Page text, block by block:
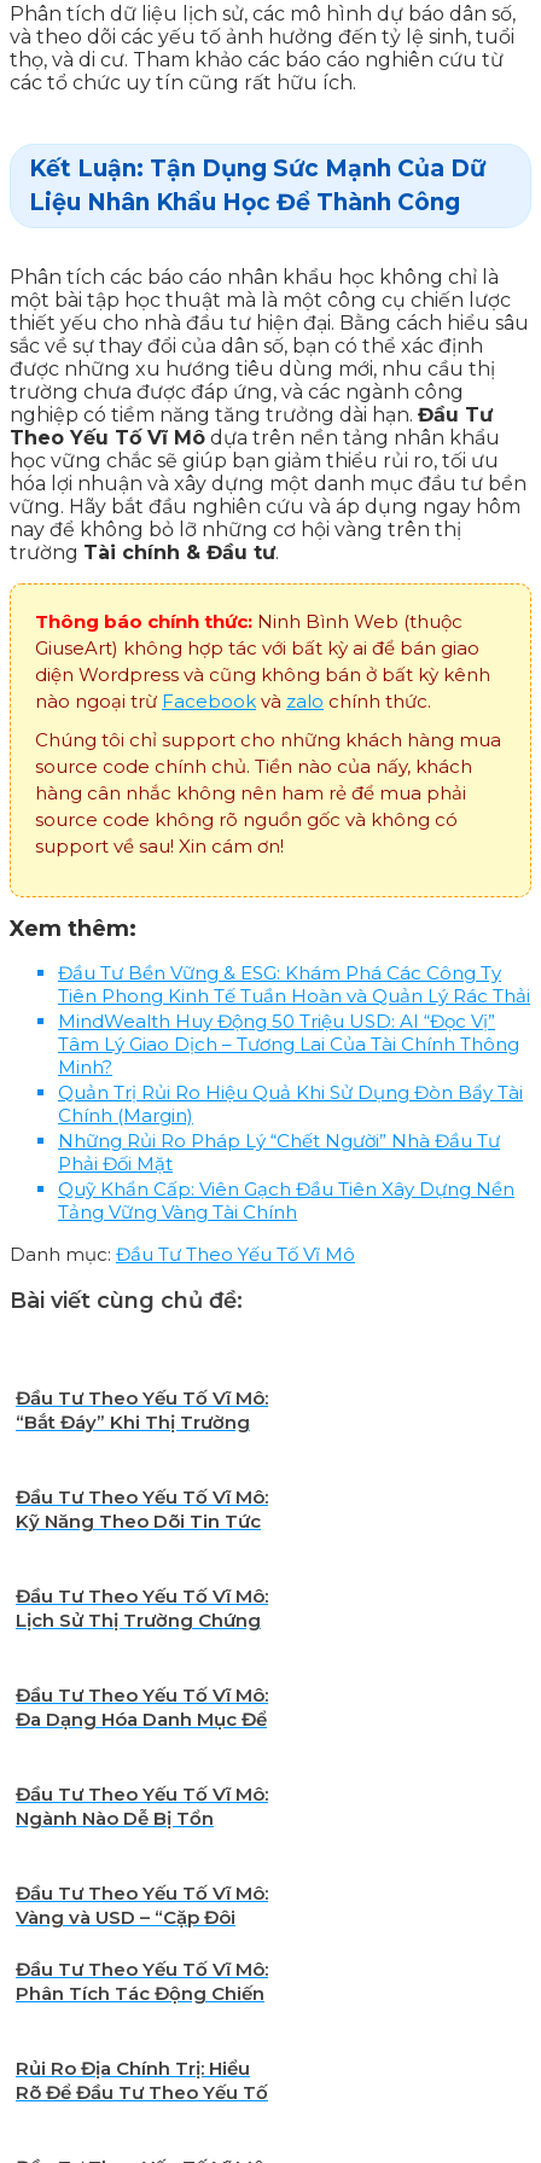
Phân tích dữ liệu lịch sử, các mô hình dự báo dân số,
và theo dõi các yếu tố ảnh hưởng đến tỷ lệ sinh, tuổi
thọ, và di cư. Tham khảo các báo cáo nghiên cứu từ
các tổ chức uy tín cũng rất hữu ích.
Kết Luận: Tận Dụng Sức Mạnh Của Dữ
Liệu Nhân Khẩu Học Để Thành Công
Phân tích các báo cáo nhân khẩu học không chỉ là
một bài tập học thuật mà là một công cụ chiến lược
thiết yếu cho nhà đầu tư hiện đại. Bằng cách hiểu sâu
sắc về sự thay đổi của dân số, bạn có thể xác định
được những xu hướng tiêu dùng mới, nhu cầu thị
trường chưa được đáp ứng, và các ngành công
nghiệp có tiềm năng tăng trưởng dài hạn. Đầu Tư
Theo Yếu Tố Vĩ Mô dựa trên nền tảng nhân khẩu
học vững chắc sẽ giúp bạn giảm thiểu rủi ro, tối ưu
hóa lợi nhuận và xây dựng một danh mục đầu tư bền
vững. Hãy bắt đầu nghiên cứu và áp dụng ngay hôm
nay để không bỏ lỡ những cơ hội vàng trên thị
trường Tài chính & Đầu tư.
Thông báo chính thức: Ninh Bình Web (thuộc
GiuseArt) không hợp tác với bất kỳ ai để bán giao
diện Wordpress và cũng không bán ở bất kỳ kênh
nào ngoại trừ Facebook và zalo chính thức.
Chúng tôi chỉ support cho những khách hàng mua
source code chính chủ. Tiền nào của nấy, khách
hàng cân nhắc không nên ham rẻ để mua phải
source code không rõ nguồn gốc và không có
support về sau! Xin cám ơn!
Xem thêm:
Đầu Tư Bền Vững & ESG: Khám Phá Các Công Ty
Tiên Phong Kinh Tế Tuần Hoàn và Quản Lý Rác Thải
MindWealth Huy Động 50 Triệu USD: AI “Đọc Vị”
Tâm Lý Giao Dịch – Tương Lai Của Tài Chính Thông
Minh?
Quản Trị Rủi Ro Hiệu Quả Khi Sử Dụng Đòn Bẩy Tài
Chính (Margin)
Những Rủi Ro Pháp Lý “Chết Người” Nhà Đầu Tư
Phải Đối Mặt
Quỹ Khẩn Cấp: Viên Gạch Đầu Tiên Xây Dựng Nền
Tảng Vững Vàng Tài Chính
Danh mục: Đầu Tư Theo Yếu Tố Vĩ Mô
Bài viết cùng chủ đề:
Đầu Tư Theo Yếu Tố Vĩ Mô:
“Bắt Đáy” Khi Thị Trường
Đầu Tư Theo Yếu Tố Vĩ Mô:
Kỹ Năng Theo Dõi Tin Tức
Đầu Tư Theo Yếu Tố Vĩ Mô:
Lịch Sử Thị Trường Chứng
Đầu Tư Theo Yếu Tố Vĩ Mô:
Đa Dạng Hóa Danh Mục Để
Đầu Tư Theo Yếu Tố Vĩ Mô:
Ngành Nào Dễ Bị Tổn
Đầu Tư Theo Yếu Tố Vĩ Mô:
Vàng và USD – “Cặp Đôi
Bất Ổn
Đầu Tư Theo Yếu Tố Vĩ Mô:
Phân Tích Tác Động Chiến
Rủi Ro Địa Chính Trị: Hiểu
Rõ Để Đầu Tư Theo Yếu Tố